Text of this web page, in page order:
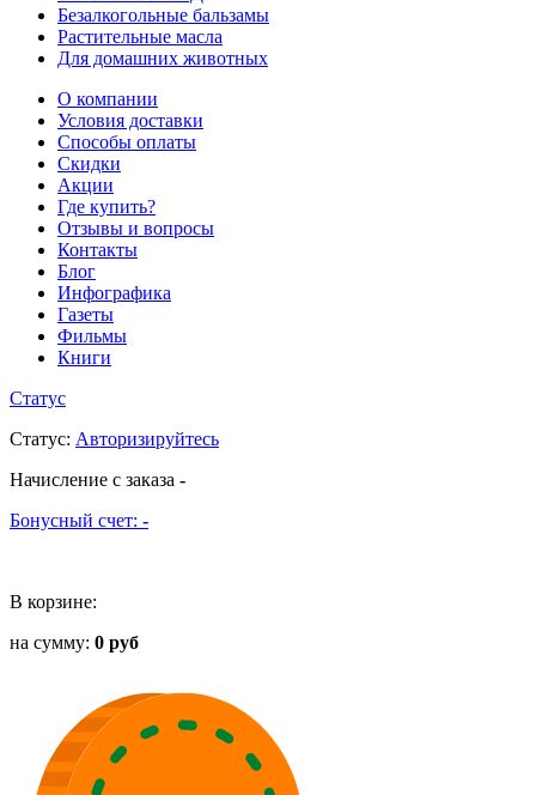
Безалкогольные бальзамы
Растительные масла
Для домашних животных
О компании
Условия доставки
Способы оплаты
Скидки
Акции
Где купить?
Отзывы и вопросы
Контакты
Блог
Инфографика
Газеты
Фильмы
Книги
Статус
Статус: Авторизируйтесь
Начисление с заказа -
Бонусный счет: -
В корзине:
на сумму: 0 руб